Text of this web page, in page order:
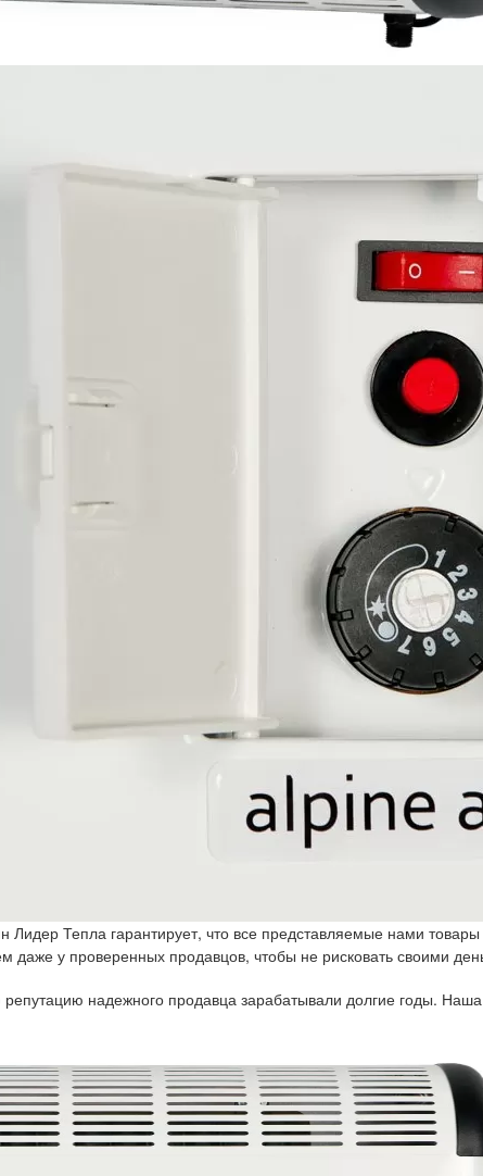
Лидер Тепла гарантирует, что все представляемые нами
у проверенных продавцов, чтобы не рисковать своими
надежного продавца зарабатывали долгие годы.